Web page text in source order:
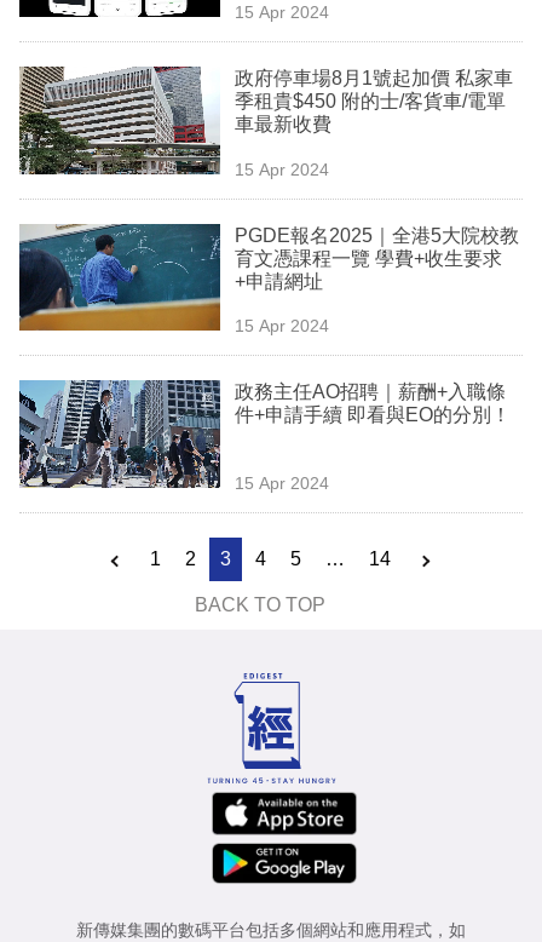
15 Apr 2024
政府停車場8月1號起加價 私家車
季租貴$450 附的士/客貨車/電單
車最新收費
15 Apr 2024
PGDE報名2025｜全港5大院校教
育文憑課程一覽 學費+收生要求
+申請網址
15 Apr 2024
政務主任AO招聘｜薪酬+入職條
件+申請手續 即看與EO的分別！
15 Apr 2024
1 2 3 4 5 … 14
BACK TO TOP
新傳媒集團的數碼平台包括多個網站和應用程式，如